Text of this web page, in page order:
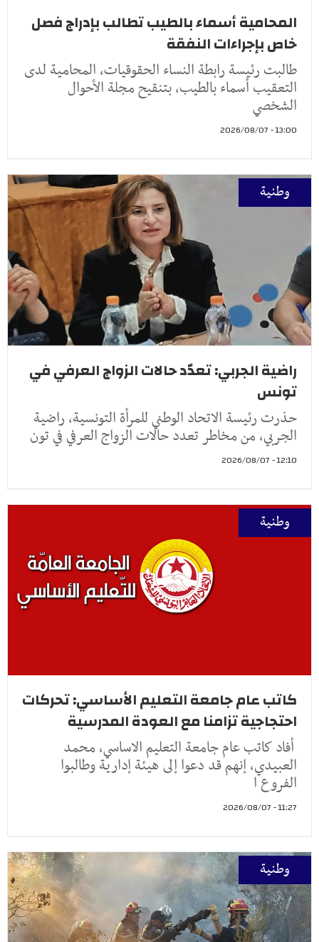
المحامية أسماء بالطيب تطالب بإدراج فصل
خاص بإجراءات النفقة
طالبت رئيسة رابطة النساء الحقوقيات، المحامية لدى
التعقيب أسماء بالطيب، بتنقيح مجلة الأحوال
الشخصي
13:00 - 2026/08/07
وطنية
راضية الجربي: تعدّد حالات الزواج العرفي في
تونس
حذرت رئيسة الاتحاد الوطني للمرأة التونسية، راضية
الجربي، من مخاطر تعدد حالات الزواج العرفي في تون
12:10 - 2026/08/07
وطنية
كاتب عام جامعة التعليم الأساسي: تحركات
احتجاجية تزامنا مع العودة المدرسية
أفاد كاتب عام جامعة التعليم الاساسي، محمد
العبيدي، إنهم قد دعوا إلى هيئة إدارية وطالبوا
الفروع ا
11:27 - 2026/08/07
وطنية